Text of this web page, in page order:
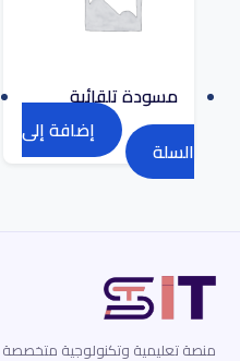
مسودة تلقائية
0EGP إضافة إلى
السلة
منصة تعليمية وتكنولوجية